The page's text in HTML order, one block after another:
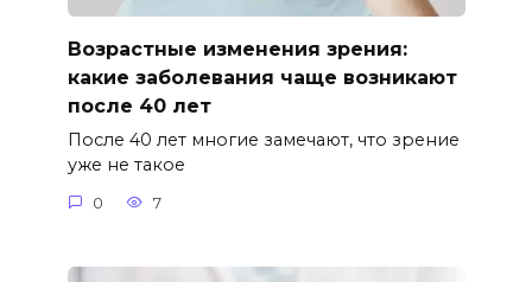
Возрастные изменения зрения:
какие заболевания чаще возникают
после 40 лет
После 40 лет многие замечают, что зрение
уже не такое
0 7